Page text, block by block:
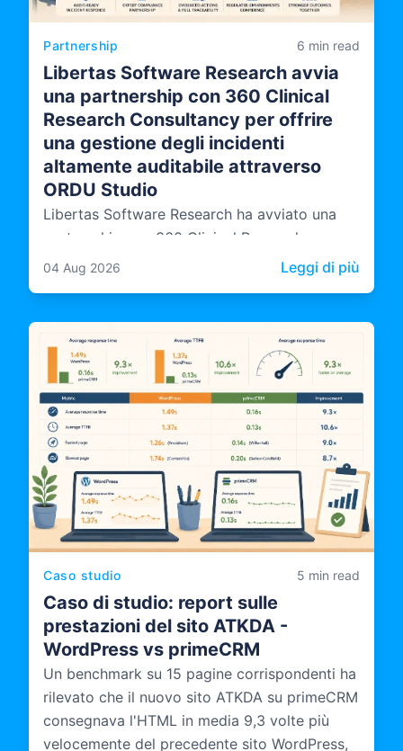
Partnership 6 min read
Libertas Software Research avvia
una partnership con 360 Clinical
Research Consultancy per offrire
una gestione degli incidenti
altamente auditabile attraverso
ORDU Studio
Libertas Software Research ha avviato una
partnership con 360 Clinical Research
Consultancy, portando competenze
progettata, documentata e gestita.
04 Aug 2026 Leggi di più
Caso studio 5 min read
Caso di studio: report sulle
prestazioni del sito ATKDA -
WordPress vs primeCRM
Un benchmark su 15 pagine corrispondenti ha
rilevato che il nuovo sito ATKDA su primeCRM
consegnava l'HTML in media 9,3 volte più
velocemente del precedente sito WordPress,